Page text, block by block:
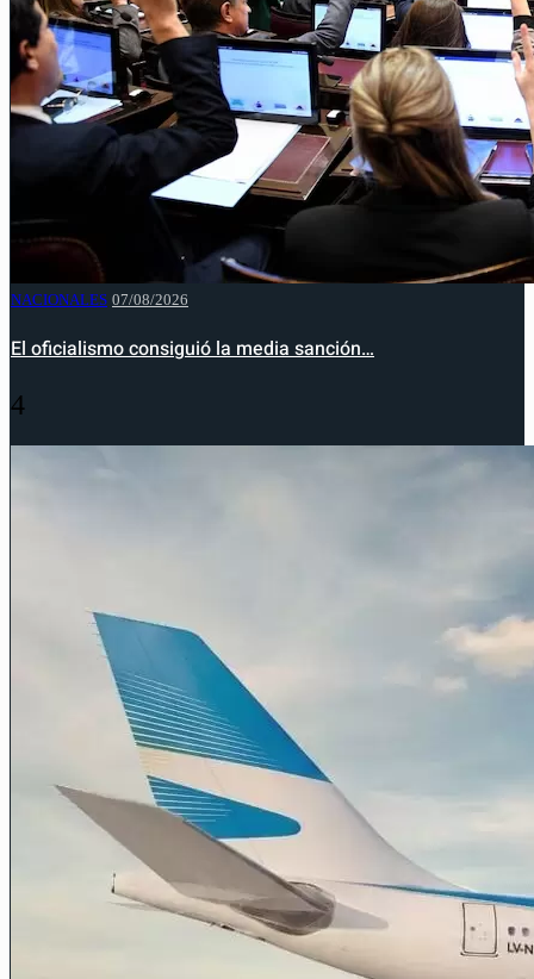
NACIONALES 07/08/2026
El oficialismo consiguió la media sanción…
4